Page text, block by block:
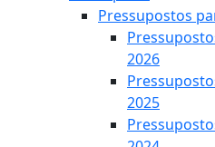
Pressupostos
2026
2025